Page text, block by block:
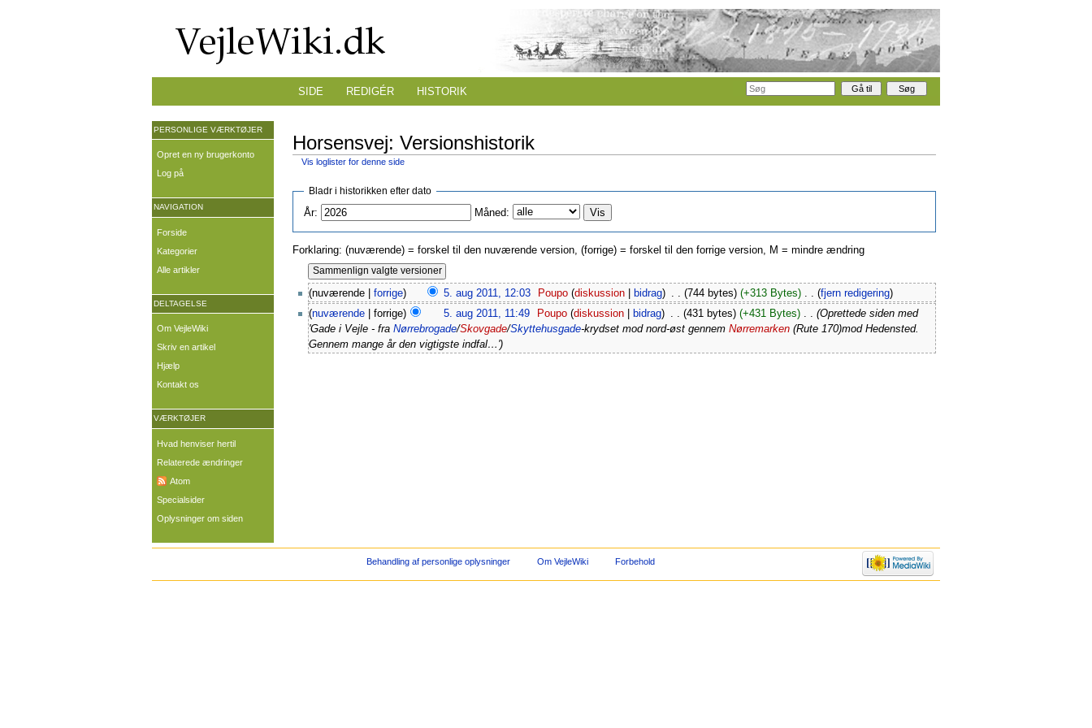
Horsensvej: Versionshistorik
Vis loglister for denne side
Bladr i historikken efter dato
År:
Måned:
Forklaring: (nuværende) = forskel til den nuværende version, (forrige) = forskel til den forrige version, M = mindre ændring
(nuværende |forrige) 5. aug 2011, 12:03 Poupo (diskussion bidrag) . . (744 bytes) (+313 Bytes)‎ . . (fjern redigering)
(nuværende | forrige) 5. aug 2011, 11:49 Poupo (diskussion bidrag) . . (431 bytes) (+431 Bytes)‎ . . (Oprettede siden med
'Gade i Vejle - fraNørrebrogade/Skovgade/Skyttehusgade-krydset mod nord-øst gennemNørremarken (Rute 170)mod Hedensted.
Gennem mange år den vigtigste indfal…')
SIDE REDIGÉR HISTORIK
PERSONLIGE VÆRKTØJER
Opret en ny brugerkonto
Log på
NAVIGATION
Forside
Kategorier
Alle artikler
DELTAGELSE
Om VejleWiki
Skriv en artikel
Hjælp
Kontakt os
VÆRKTØJER
Hvad henviser hertil
Relaterede ændringer
Atom
Specialsider
Oplysninger om siden
Behandling af personlige oplysninger Om VejleWiki Forbehold